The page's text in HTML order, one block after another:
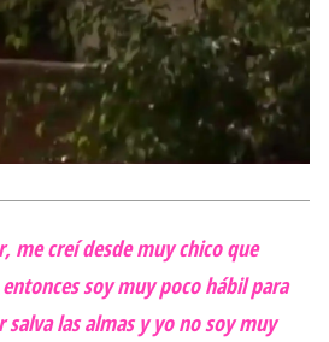
me creí desde muy chico que
soy muy poco hábil para
las almas y yo no soy muy